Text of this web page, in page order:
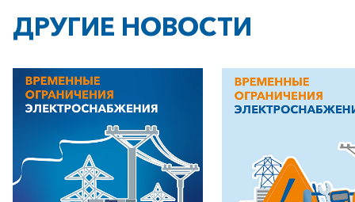
ДРУГИЕ НОВОСТИ